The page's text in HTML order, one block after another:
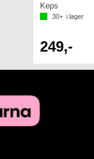
Keps
30+ i lager
249,-